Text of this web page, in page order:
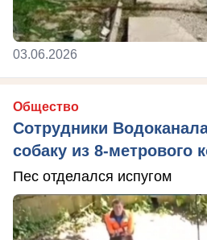
03.06.2026
Общество
Сотрудники
собаку из 8-метрового
Пес отделался испугом